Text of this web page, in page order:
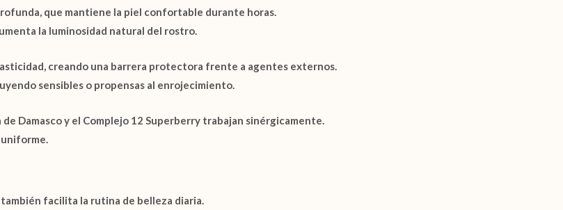
que mantiene la piel confortable durante horas.
la luminosidad natural del rostro.
creando una barrera protectora frente a agentes externos.
sensibles o propensas al enrojecimiento.
Damascoy el Complejo 12 Superberry trabajan sinérgicamente.
uniforme.
facilita la rutina de belleza diaria.